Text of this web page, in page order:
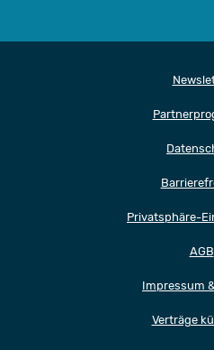
Privatsphäre-
AGB
Impressum
Verträge